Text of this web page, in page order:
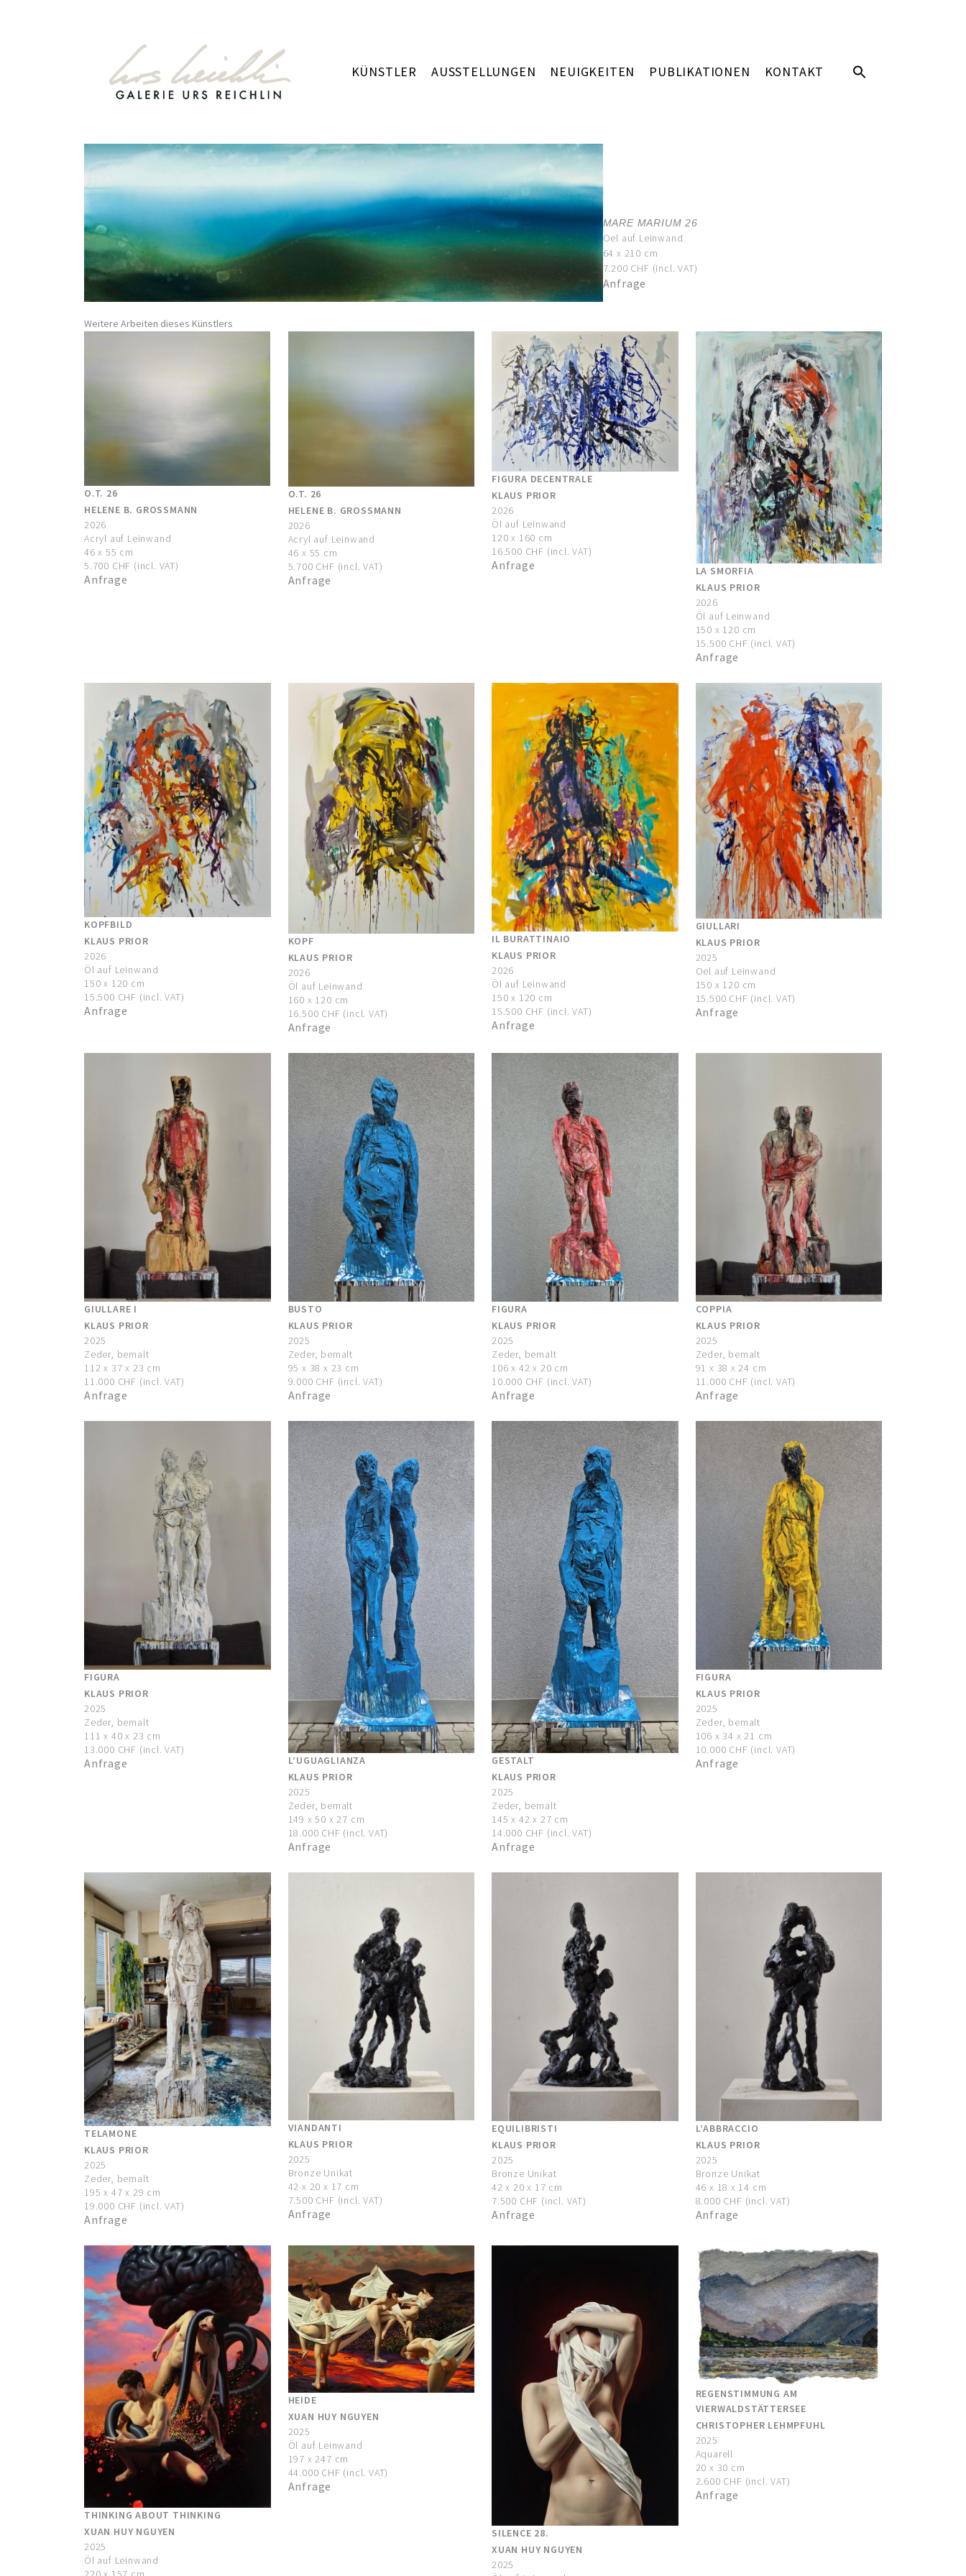
KÜNSTLER AUSSTELLUNGEN NEUIGKEITEN PUBLIKATIONEN KONTAKT
MARE MARIUM 26
Oel auf Leinwand
64 x 210 cm
7.200 CHF (incl. VAT)
Anfrage
Weitere Arbeiten dieses Künstlers
O.T. 26
HELENE B. GROSSMANN
2026
Acryl auf Leinwand
46 x 55 cm
5.700 CHF (incl. VAT)
Anfrage
O.T. 26
HELENE B. GROSSMANN
2026
Acryl auf Leinwand
46 x 55 cm
5.700 CHF (incl. VAT)
Anfrage
FIGURA DECENTRALE
KLAUS PRIOR
2026
Öl auf Leinwand
120 x 160 cm
16.500 CHF (incl. VAT)
Anfrage
LA SMORFIA
KLAUS PRIOR
2026
Öl auf Leinwand
150 x 120 cm
15.500 CHF (incl. VAT)
Anfrage
KOPFBILD
KLAUS PRIOR
2026
Öl auf Leinwand
150 x 120 cm
15.500 CHF (incl. VAT)
Anfrage
KOPF
KLAUS PRIOR
2026
Öl auf Leinwand
160 x 120 cm
16.500 CHF (incl. VAT)
Anfrage
IL BURATTINAIO
KLAUS PRIOR
2026
Öl auf Leinwand
150 x 120 cm
15.500 CHF (incl. VAT)
Anfrage
GIULLARI
KLAUS PRIOR
2025
Oel auf Leinwand
150 x 120 cm
15.500 CHF (incl. VAT)
Anfrage
GIULLARE I
KLAUS PRIOR
2025
Zeder, bemalt
112 x 37 x 23 cm
11.000 CHF (incl. VAT)
Anfrage
BUSTO
KLAUS PRIOR
2025
Zeder, bemalt
95 x 38 x 23 cm
9.000 CHF (incl. VAT)
Anfrage
FIGURA
KLAUS PRIOR
2025
Zeder, bemalt
106 x 42 x 20 cm
10.000 CHF (incl. VAT)
Anfrage
COPPIA
KLAUS PRIOR
2025
Zeder, bemalt
91 x 38 x 24 cm
11.000 CHF (incl. VAT)
Anfrage
FIGURA
KLAUS PRIOR
2025
Zeder, bemalt
111 x 40 x 23 cm
13.000 CHF (incl. VAT)
Anfrage
L’UGUAGLIANZA
KLAUS PRIOR
2025
Zeder, bemalt
149 x 50 x 27 cm
18.000 CHF (incl. VAT)
Anfrage
GESTALT
KLAUS PRIOR
2025
Zeder, bemalt
145 x 42 x 27 cm
14.000 CHF (incl. VAT)
Anfrage
FIGURA
KLAUS PRIOR
2025
Zeder, bemalt
106 x 34 x 21 cm
10.000 CHF (incl. VAT)
Anfrage
TELAMONE
KLAUS PRIOR
2025
Zeder, bemalt
195 x 47 x 29 cm
19.000 CHF (incl. VAT)
Anfrage
VIANDANTI
KLAUS PRIOR
2025
Bronze Unikat
42 x 20 x 17 cm
7.500 CHF (incl. VAT)
Anfrage
EQUILIBRISTI
KLAUS PRIOR
2025
Bronze Unikat
42 x 20 x 17 cm
7.500 CHF (incl. VAT)
Anfrage
L’ABBRACCIO
KLAUS PRIOR
2025
Bronze Unikat
46 x 18 x 14 cm
8.000 CHF (incl. VAT)
Anfrage
THINKING ABOUT THINKING
XUAN HUY NGUYEN
2025
Öl auf Leinwand
HEIDE
XUAN HUY NGUYEN
2025
Öl auf Leinwand
197 x 247 cm
44.000 CHF (incl. VAT)
Anfrage
SILENCE 28.
XUAN HUY NGUYEN
2025
REGENSTIMMUNG AM
VIERWALDSTÄTTERSEE
CHRISTOPHER LEHMPFUHL
2025
Aquarell
20 x 30 cm
2.600 CHF (incl. VAT)
Anfrage